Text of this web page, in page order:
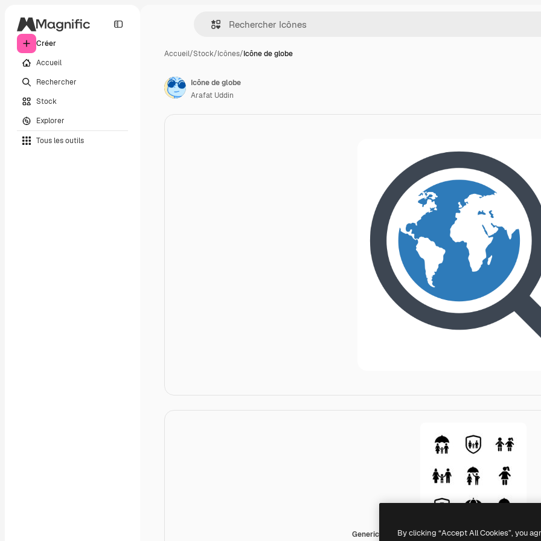
Créer
Accueil
Rechercher
Stock
Explorer
Tous les outils
Accueil/Stock/Icônes/Icône de globe
Generic Others
Icône de globe
Arafat Uddin
By clicking “Accept All Cookies”, you